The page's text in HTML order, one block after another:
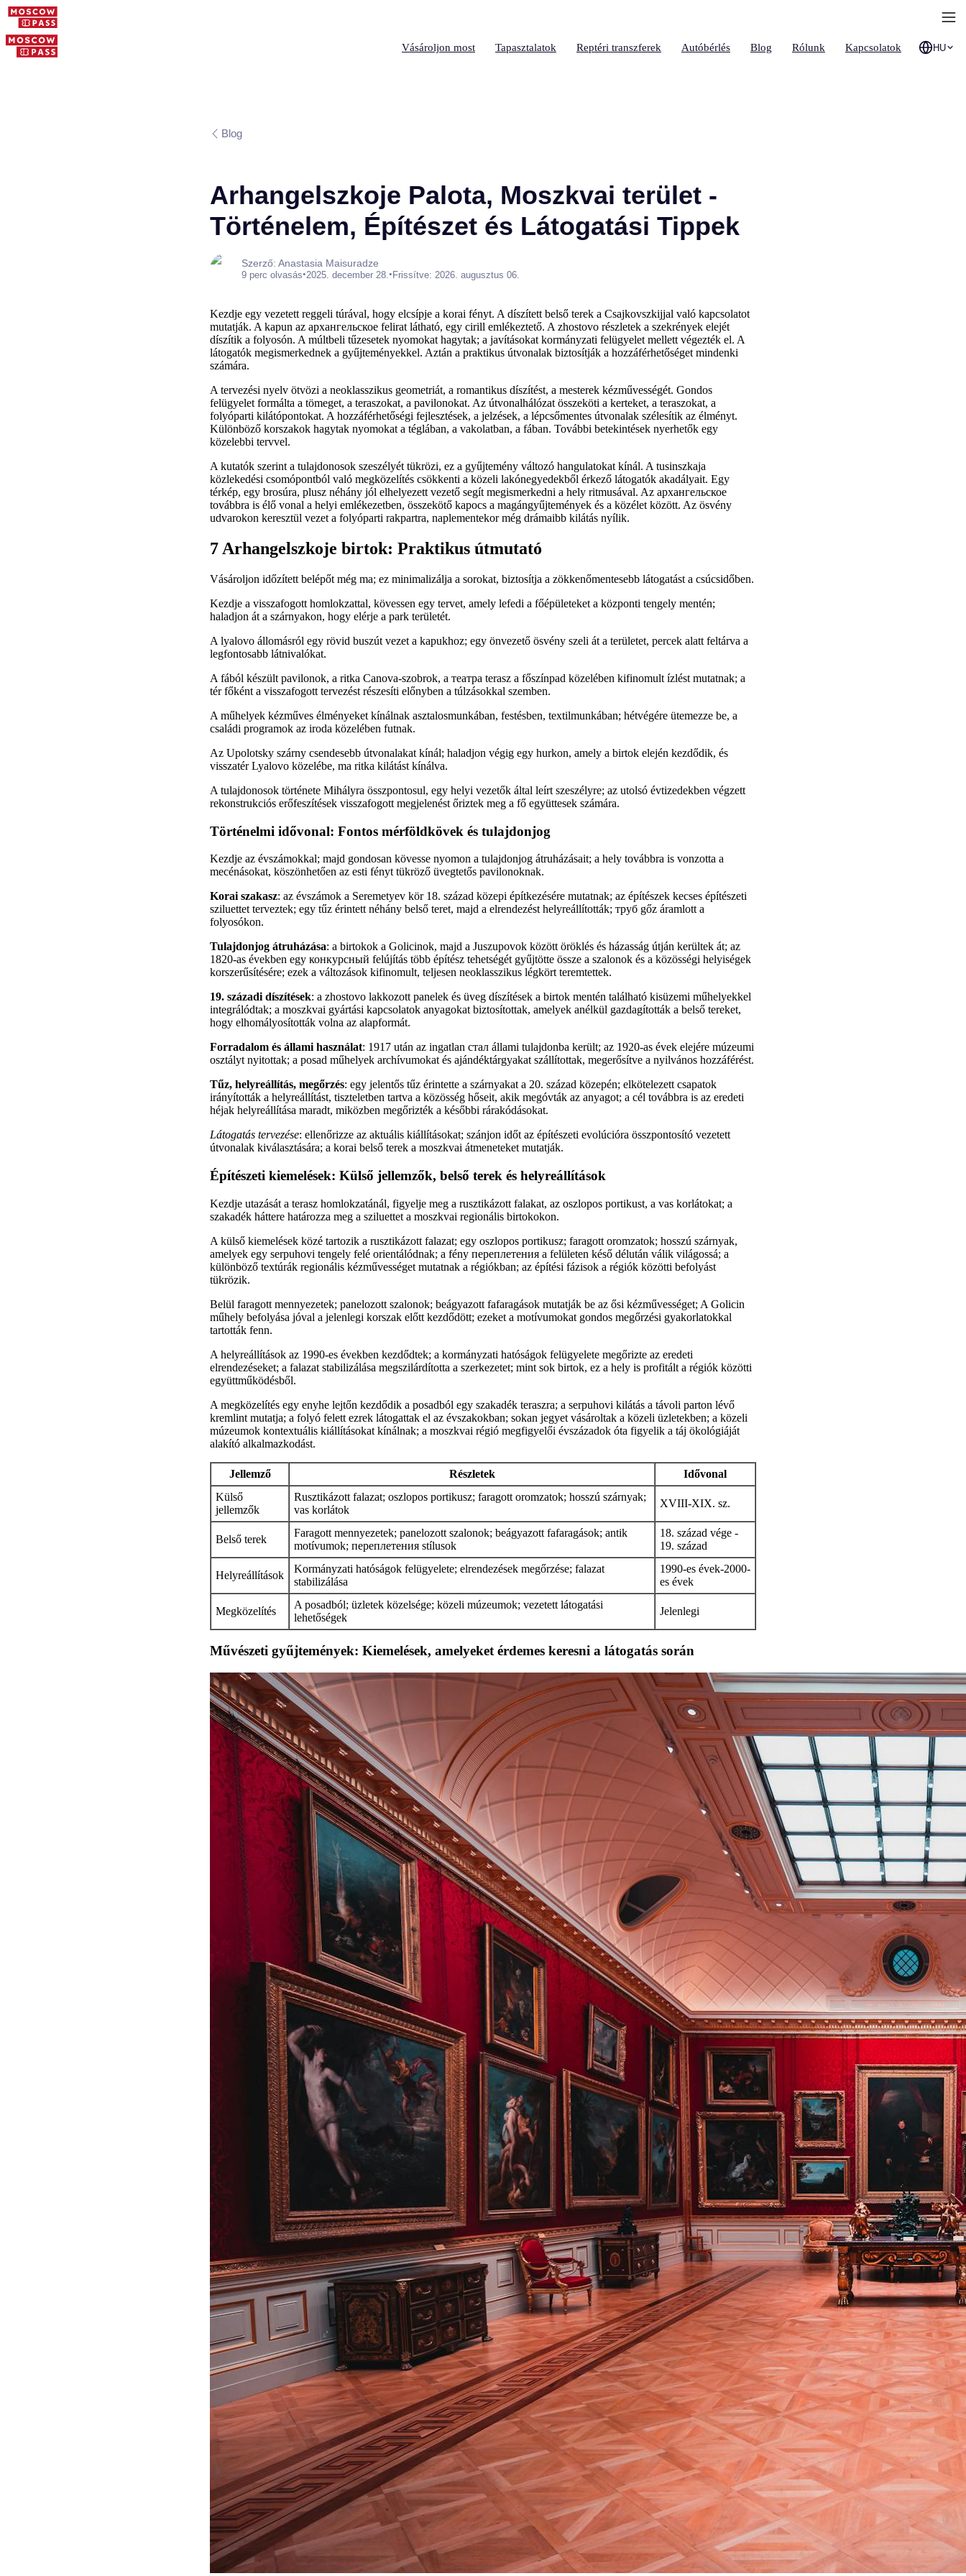
Vásároljon most Tapasztalatok Reptéri transzferek Autóbérlés Blog Rólunk Kapcsolatok HU
Blog
Arhangelszkoje Palota, Moszkvai terület -
Történelem, Építészet és Látogatási Tippek
Szerző: Anastasia Maisuradze
9 perc olvasás•2025. december 28. •Frissítve: 2026. augusztus 06.
Kezdje egy vezetett reggeli túrával, hogy elcsípje a korai fényt. A díszített belső terek a Csajkovszkijjal való kapcsolatot
mutatják. A kapun az архангельское felirat látható, egy cirill emlékeztető. A zhostovo részletek a szekrények elejét
díszítik a folyosón. A múltbeli tűzesetek nyomokat hagytak; a javításokat kormányzati felügyelet mellett végezték el. A
látogatók megismerkednek a gyűjteményekkel. Aztán a praktikus útvonalak biztosítják a hozzáférhetőséget mindenki
számára.
A tervezési nyelv ötvözi a neoklasszikus geometriát, a romantikus díszítést, a mesterek kézművességét. Gondos
felügyelet formálta a tömeget, a teraszokat, a pavilonokat. Az útvonalhálózat összeköti a kerteket, a teraszokat, a
folyóparti kilátópontokat. A hozzáférhetőségi fejlesztések, a jelzések, a lépcsőmentes útvonalak szélesítik az élményt.
Különböző korszakok hagytak nyomokat a téglában, a vakolatban, a fában. További betekintések nyerhetők egy
közelebbi tervvel.
A kutatók szerint a tulajdonosok szeszélyét tükrözi, ez a gyűjtemény változó hangulatokat kínál. A tusinszkaja
közlekedési csomópontból való megközelítés csökkenti a közeli lakónegyedekből érkező látogatók akadályait. Egy
térkép, egy brosúra, plusz néhány jól elhelyezett vezető segít megismerkedni a hely ritmusával. Az архангельское
továbbra is élő vonal a helyi emlékezetben, összekötő kapocs a magángyűjtemények és a közélet között. Az ösvény
udvarokon keresztül vezet a folyóparti rakpartra, naplementekor még drámaibb kilátás nyílik.
7 Arhangelszkoje birtok: Praktikus útmutató
Vásároljon időzített belépőt még ma; ez minimalizálja a sorokat, biztosítja a zökkenőmentesebb látogatást a csúcsidőben.
Kezdje a visszafogott homlokzattal, kövessen egy tervet, amely lefedi a főépületeket a központi tengely mentén;
haladjon át a szárnyakon, hogy elérje a park területét.
A lyalovo állomásról egy rövid buszút vezet a kapukhoz; egy önvezető ösvény szeli át a területet, percek alatt feltárva a
legfontosabb látnivalókat.
A fából készült pavilonok, a ritka Canova-szobrok, a театра terasz a főszínpad közelében kifinomult ízlést mutatnak; a
tér főként a visszafogott tervezést részesíti előnyben a túlzásokkal szemben.
A műhelyek kézműves élményeket kínálnak asztalosmunkában, festésben, textilmunkában; hétvégére ütemezze be, a
családi programok az iroda közelében futnak.
Az Upolotsky szárny csendesebb útvonalakat kínál; haladjon végig egy hurkon, amely a birtok elején kezdődik, és
visszatér Lyalovo közelébe, ma ritka kilátást kínálva.
A tulajdonosok története Mihályra összpontosul, egy helyi vezetők által leírt szeszélyre; az utolsó évtizedekben végzett
rekonstrukciós erőfeszítések visszafogott megjelenést őriztek meg a fő együttesek számára.
Történelmi idővonal: Fontos mérföldkövek és tulajdonjog
Kezdje az évszámokkal; majd gondosan kövesse nyomon a tulajdonjog átruházásait; a hely továbbra is vonzotta a
mecénásokat, köszönhetően az esti fényt tükröző üvegtetős pavilonoknak.
Korai szakasz: az évszámok a Seremetyev kör 18. század közepi építkezésére mutatnak; az építészek kecses építészeti
sziluettet terveztek; egy tűz érintett néhány belső teret, majd a elrendezést helyreállították; труб gőz áramlott a
folyosókon.
Tulajdonjog átruházása: a birtokok a Golicinok, majd a Juszupovok között öröklés és házasság útján kerültek át; az
1820-as években egy конкурсный felújítás több építész tehetségét gyűjtötte össze a szalonok és a közösségi helyiségek
korszerűsítésére; ezek a változások kifinomult, teljesen neoklasszikus légkört teremtettek.
19. századi díszítések: a zhostovo lakkozott panelek és üveg díszítések a birtok mentén található kisüzemi műhelyekkel
integrálódtak; a moszkvai gyártási kapcsolatok anyagokat biztosítottak, amelyek anélkül gazdagították a belső tereket,
hogy elhomályosították volna az alapformát.
Forradalom és állami használat: 1917 után az ingatlan стал állami tulajdonba került; az 1920-as évek elejére múzeumi
osztályt nyitottak; a posad műhelyek archívumokat és ajándéktárgyakat szállítottak, megerősítve a nyilvános hozzáférést.
Tűz, helyreállítás, megőrzés: egy jelentős tűz érintette a szárnyakat a 20. század közepén; elkötelezett csapatok
irányították a helyreállítást, tiszteletben tartva a közösség hőseit, akik megóvták az anyagot; a cél továbbra is az eredeti
héjak helyreállítása maradt, miközben megőrizték a későbbi rárakódásokat.
Látogatás tervezése: ellenőrizze az aktuális kiállításokat; szánjon időt az építészeti evolúcióra összpontosító vezetett
útvonalak kiválasztására; a korai belső terek a moszkvai átmeneteket mutatják.
Építészeti kiemelések: Külső jellemzők, belső terek és helyreállítások
Kezdje utazását a terasz homlokzatánál, figyelje meg a rusztikázott falakat, az oszlopos portikust, a vas korlátokat; a
szakadék háttere határozza meg a sziluettet a moszkvai regionális birtokokon.
A külső kiemelések közé tartozik a rusztikázott falazat; egy oszlopos portikusz; faragott oromzatok; hosszú szárnyak,
amelyek egy serpuhovi tengely felé orientálódnak; a fény переплетения a felületen késő délután válik világossá; a
különböző textúrák regionális kézművességet mutatnak a régiókban; az építési fázisok a régiók közötti befolyást
tükrözik.
Belül faragott mennyezetek; panelozott szalonok; beágyazott fafaragások mutatják be az ősi kézművességet; A Golicin
műhely befolyása jóval a jelenlegi korszak előtt kezdődött; ezeket a motívumokat gondos megőrzési gyakorlatokkal
tartották fenn.
A helyreállítások az 1990-es években kezdődtek; a kormányzati hatóságok felügyelete megőrizte az eredeti
elrendezéseket; a falazat stabilizálása megszilárdította a szerkezetet; mint sok birtok, ez a hely is profitált a régiók közötti
együttműködésből.
A megközelítés egy enyhe lejtőn kezdődik a posadból egy szakadék teraszra; a serpuhovi kilátás a távoli parton lévő
kremlint mutatja; a folyó felett ezrek látogattak el az évszakokban; sokan jegyet vásároltak a közeli üzletekben; a közeli
múzeumok kontextuális kiállításokat kínálnak; a moszkvai régió megfigyelői évszázadok óta figyelik a táj ökológiáját
alakító alkalmazkodást.
Jellemző Részletek
Idővonal
Külső
jellemzők
Rusztikázott falazat; oszlopos portikusz; faragott oromzatok; hosszú szárnyak;
vas korlátok
XVIII-XIX. sz.
Belső terek
Faragott mennyezetek; panelozott szalonok; beágyazott fafaragások; antik
motívumok; переплетения stílusok
18. század vége -
19. század
Helyreállítások
Kormányzati hatóságok felügyelete; elrendezések megőrzése; falazat
stabilizálása
1990-es évek-2000-
es évek
Megközelítés
A posadból; üzletek közelsége; közeli múzeumok; vezetett látogatási
lehetőségek
Jelenlegi
Művészeti gyűjtemények: Kiemelések, amelyeket érdemes keresni a látogatás során